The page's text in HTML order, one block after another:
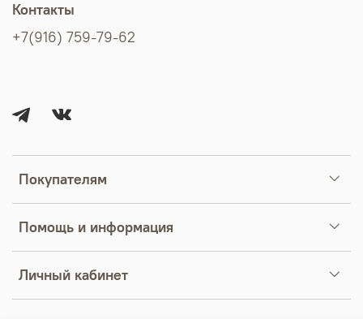
Покупателям
Помощь и информация
Личный кабинет
Контакты
+7(916) 759-79-62